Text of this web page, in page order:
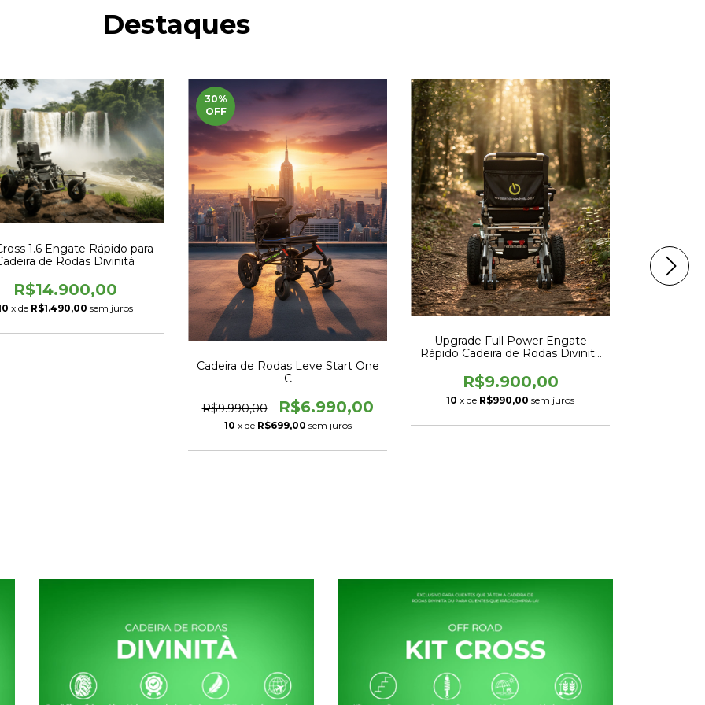
Destaques
1.6 Engate Rápido para
de Rodas Divinità
R$14.900,00
x de R$1.490,00 sem juros
30%
OFF
Cadeira de Rodas Leve Start One
C
R$9.990,00 R$6.990,00
10 x de R$699,00 sem juros
Upgrade Full Power Engate
Rápido Cadeira de Rodas Divinità
R$9.900,00
10 x de R$990,00 sem juros